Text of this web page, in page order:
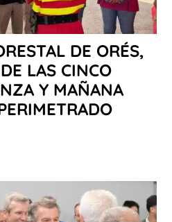
DE ORÉS,
LAS CINCO
Y MAÑANA